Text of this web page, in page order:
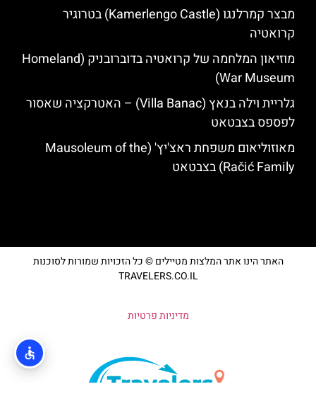
מבצר קמרלנגו (Kamerlengo Castle) בטרוגיר
קרואטיה
מוזיאון המלחמה של קרואטיה בדוברובניק (Homeland
War Museum)
גלריית וילה בנאץ (Villa Banac) – האטרקציה שאסור
לפספס בצבטאט
מאוזוליאום משפחת ראצ'יץ' (Mausoleum of the
Račić Family) בצבטאט
האתר הינו אתר המלצות מטיילים © כל הזכויות שמורות לסוכנות
TRAVELERS.CO.IL
מדיניות פרטיות